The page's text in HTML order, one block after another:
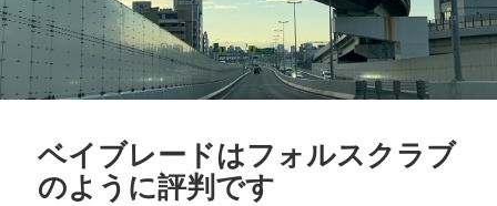
ベイブレードはフォルスクラブ
のように評判です